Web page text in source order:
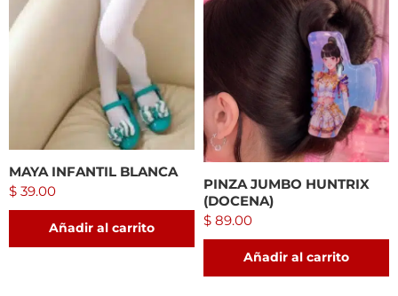
MAYA INFANTIL BLANCA
$ 39.00
Añadir al carrito
PINZA JUMBO HUNTRIX
(DOCENA)
$ 89.00
Añadir al carrito